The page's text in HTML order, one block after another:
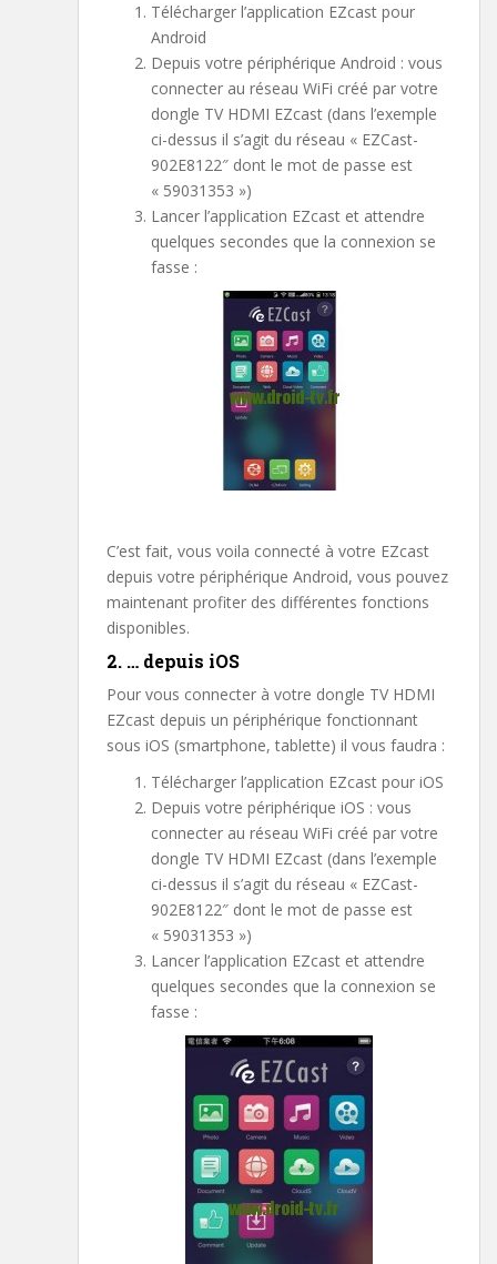
Télécharger l’application EZcast pour
Android
Depuis votre périphérique Android : vous
connecter au réseau WiFi créé par votre
dongle TV HDMI EZcast (dans l’exemple
ci-dessus il s’agit du réseau « EZCast-
902E8122″ dont le mot de passe est
« 59031353 »)
Lancer l’application EZcast et attendre
quelques secondes que la connexion se
fasse :
C’est fait, vous voila connecté à votre EZcast
depuis votre périphérique Android, vous pouvez
maintenant profiter des différentes fonctions
disponibles.
2. … depuis iOS
Pour vous connecter à votre dongle TV HDMI
EZcast depuis un périphérique fonctionnant
sous iOS (smartphone, tablette) il vous faudra :
Télécharger l’application EZcast pour iOS
Depuis votre périphérique iOS : vous
connecter au réseau WiFi créé par votre
dongle TV HDMI EZcast (dans l’exemple
ci-dessus il s’agit du réseau « EZCast-
902E8122″ dont le mot de passe est
« 59031353 »)
Lancer l’application EZcast et attendre
quelques secondes que la connexion se
fasse :